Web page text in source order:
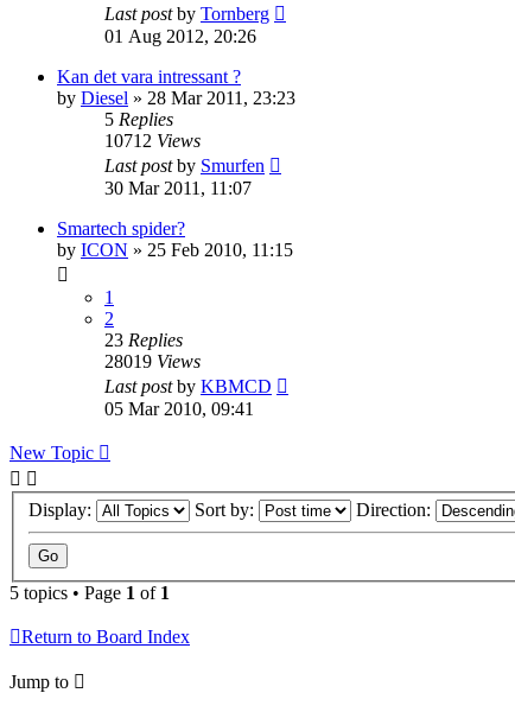
Last postby Tornberg
01 Aug 2012, 20:26
Kan det vara intressant ?
by Diesel » 28 Mar 2011, 23:23
5 Replies
10712 Views
Last postby Smurfen
30 Mar 2011, 11:07
Smartech spider?
by ICON » 25 Feb 2010, 11:15
1
2
23 Replies
28019 Views
Last postby KBMCD
05 Mar 2010, 09:41
New Topic
Display: Sort by: Direction:
5 topics • Page 1 of 1
Return to Board Index
Jump to